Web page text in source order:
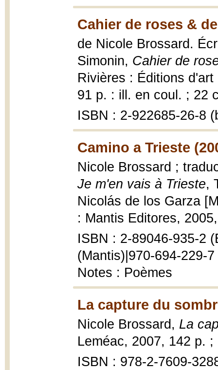
Cahier de roses &
de Nicole Brossard.
Simonin, Cahier de
Rivières : Éditions
91 p. : ill. en coul. ; 22
ISBN : 2-922685-26-8
Camino a Trieste
Nicole Brossard ;
Je m'en vais à Trieste,
Nicolás de los Garza
: Mantis Editores,
ISBN : 2-89046-935-2
(Mantis)|970-694-229-
Notes : Poèmes
La capture du
Nicole Brossard, La
Leméac, 2007, 142 p. ;
ISBN : 978-2-7609-